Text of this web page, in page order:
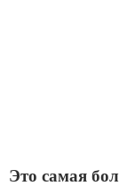
Это самая